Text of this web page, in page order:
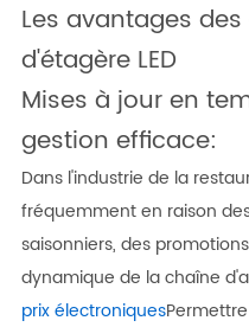
Les avantages
d'étagère LED
Mises à jour en
gestion efficace:
Dans l'industrie de la
fréquemment en raison
saisonniers, des
dynamique de la chaîne
prix électroniques